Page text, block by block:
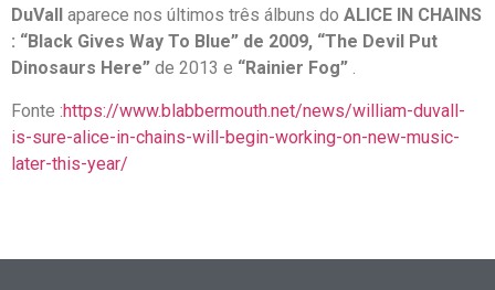
DuVall aparece nos últimos três álbuns do ALICE IN CHAINS
: “Black Gives Way To Blue” de 2009, “The Devil Put
Dinosaurs Here” de 2013 e “Rainier Fog” .
Fonte :https://www.blabbermouth.net/news/william-duvall-
is-sure-alice-in-chains-will-begin-working-on-new-music-
later-this-year/